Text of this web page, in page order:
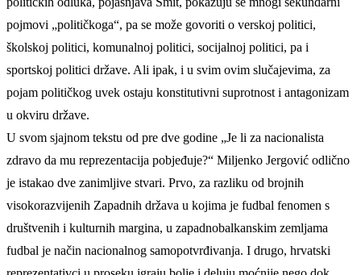
pojmovi „političkoga“, pa se može govoriti o verskoj politici,
školskoj politici, komunalnoj politici, socijalnoj politici, pa i
sportskoj politici države. Ali ipak, i u svim ovim slučajevima, za
pojam političkog uvek ostaju konstitutivni suprotnost i antagonizam
u okviru države.
U svom sjajnom tekstu od pre dve godine „Je li za nacionalista
zdravo da mu reprezentacija pobjeđuje?“ Miljenko Jergović odlično
je istakao dve zanimljive stvari. Prvo, za razliku od brojnih
visokorazvijenih Zapadnih država u kojima je fudbal fenomen s
društvenih i kulturnih margina, u zapadnobalkanskim zemljama
fudbal je način nacionalnog samopotvrđivanja. I drugo, hrvatski